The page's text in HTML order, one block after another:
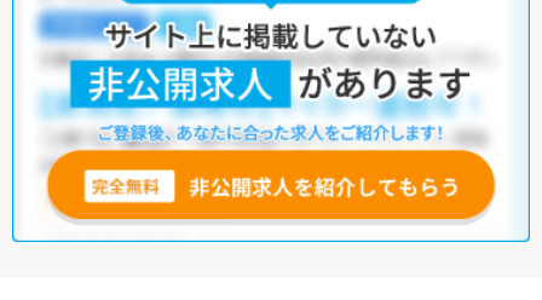
土日祝休・積極採用中・ 残業少なめ 正社員(正職員)
・クリニック・訪問リハビリ(在宅医療)
他の条件でも人気の求人がございますので、「こだわり条件」から検索
いただくか、お気軽にお問い合わせください。
全国の医療事務求人から検索いただくことも可能です。
無料転職支援サービス
にお申し込みいただくと、ご希望条件をヒアリン
グした上で求人をご提案いたします。
ご希望条件がまだ定まっていない方は人気の希望条件をピックアップし